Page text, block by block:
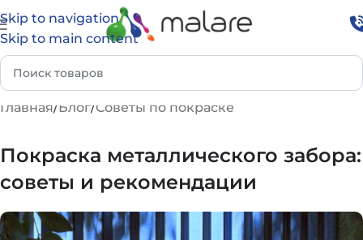
Skip to navigation
Skip to main content
Главная Блог Советы по покраске
Покраска металлического забора:
советы и рекомендации